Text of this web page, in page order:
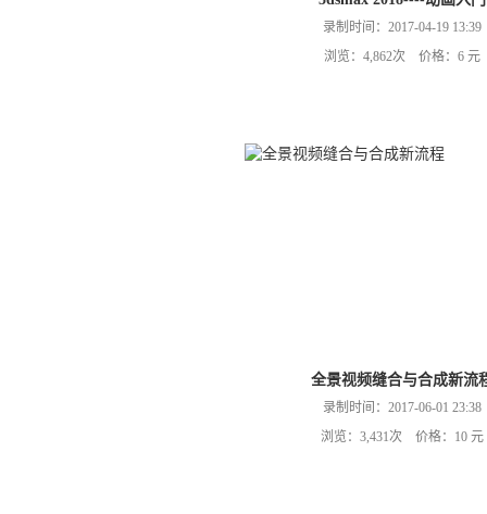
录制时间：2017-04-19 13:39
浏览：4,862次 价格：6 元
全景视频缝合与合成新流
录制时间：2017-06-01 23:38
浏览：3,431次 价格：10 元